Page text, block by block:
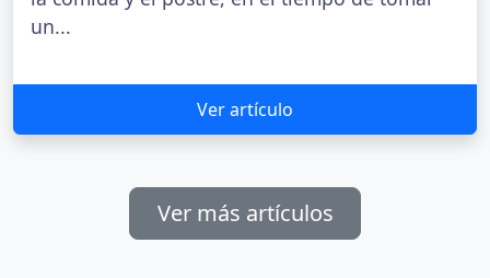
un...
Ver artículo
Ver más artículos